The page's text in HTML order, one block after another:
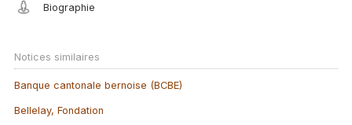
Biographie
Notices similaires
Banque cantonale bernoise (BCBE)
Bellelay, Fondation